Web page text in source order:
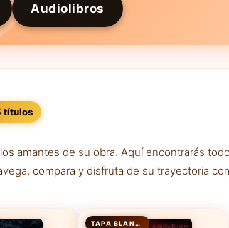
Audiolibros
títulos
amantes de su obra. Aquí encontrarás
compara y disfruta de su trayectoria
TAPA BLANDA